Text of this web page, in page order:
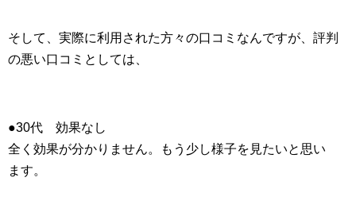
そして、実際に利用された方々の口コミなんですが、評判
の悪い口コミとしては、
●30代 効果なし
全く効果が分かりません。もう少し様子を見たいと思い
ます。